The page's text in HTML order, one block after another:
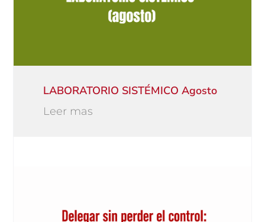
LABORATORIO SISTÉMICO Agosto
Leer mas